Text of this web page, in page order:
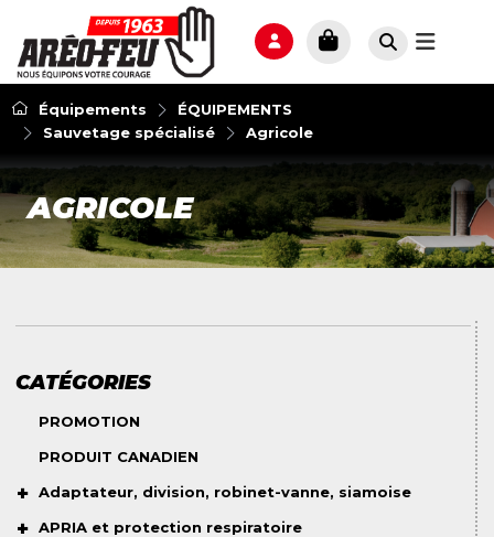
Équipements
ÉQUIPEMENTS
Sauvetage spécialisé
Agricole
AGRICOLE
CATÉGORIES
PROMOTION
PRODUIT CANADIEN
Adaptateur, division, robinet-vanne, siamoise
APRIA et protection respiratoire